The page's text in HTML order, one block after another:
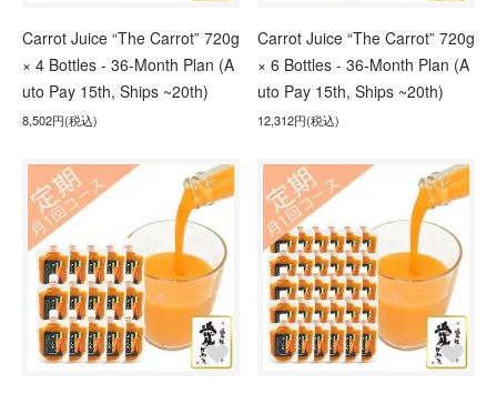
Carrot Juice “The Carrot” 720g
× 4 Bottles - 36-Month Plan (A
uto Pay 15th, Ships ~20th)
8,502円(税込)
Carrot Juice “The Carrot” 720g
× 6 Bottles - 36-Month Plan (A
uto Pay 15th, Ships ~20th)
12,312円(税込)